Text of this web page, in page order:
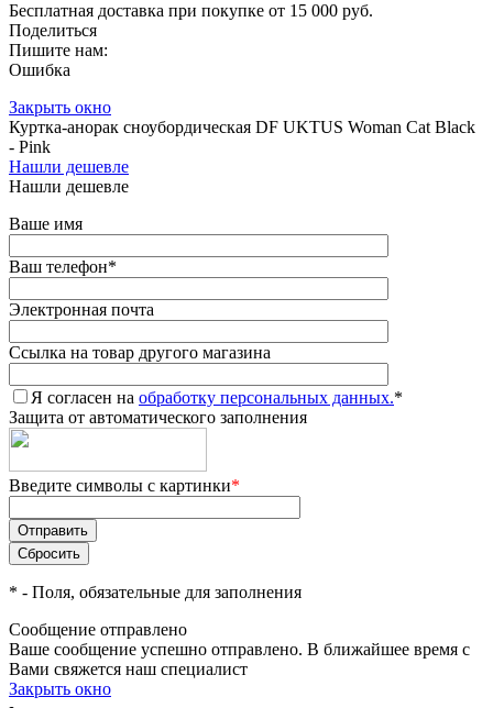
Бесплатная доставка при покупке от 15 000 руб.
Поделиться
Пишите нам:
Ошибка
Закрыть окно
Куртка-анорак сноубордическая DF UKTUS Woman Cat Black
- Pink
Нашли дешевле
Нашли дешевле
Ваше имя
Ваш телефон*
Электронная почта
Ссылка на товар другого магазина
Я согласен на обработку персональных данных.*
Защита от автоматического заполнения
Введите символы с картинки*
* - Поля, обязательные для заполнения
Сообщение отправлено
Ваше сообщение успешно отправлено. В ближайшее время с
Вами свяжется наш специалист
Закрыть окно